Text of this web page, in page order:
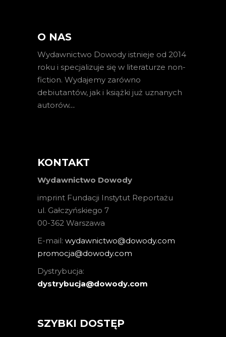
O NAS
Wydawnictwo Dowody istnieje od 2014
roku i specjalizuje się w literaturze non-
fiction. Wydajemy zarówno
debiutantów, jak i książki już uznanych
autorów…
KONTAKT
Wydawnictwo Dowody
imprint Fundacji Instytut Reportażu
ul. Gałczyńskiego 7
00-362 Warszawa
E-mail: wydawnictwo@dowody.com
promocja@dowody.com
Dystrybucja:
dystrybucja@dowody.com
SZYBKI DOSTĘP